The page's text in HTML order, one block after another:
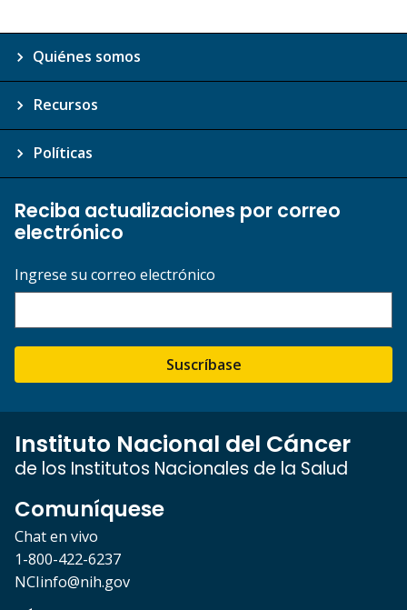
Quiénes somos
Recursos
Políticas
Reciba actualizaciones por correo
electrónico
Ingrese su correo electrónico
Suscríbase
Instituto Nacional del Cáncer
de los Institutos Nacionales de la Salud
Comuníquese
Chat en vivo
1-800-422-6237
NCIinfo@nih.gov